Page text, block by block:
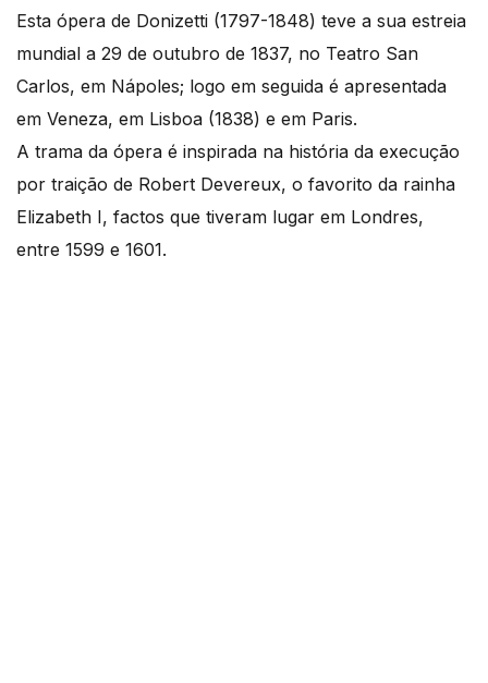
Esta ópera de Donizetti (1797-1848) teve a sua estreia
mundial a 29 de outubro de 1837, no Teatro San
Carlos, em Nápoles; logo em seguida é apresentada
em Veneza, em Lisboa (1838) e em Paris.
A trama da ópera é inspirada na história da execução
por traição de Robert Devereux, o favorito da rainha
Elizabeth I, factos que tiveram lugar em Londres,
entre 1599 e 1601.